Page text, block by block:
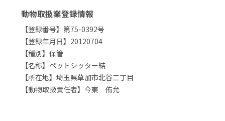
動物取扱業登録情報
【登録番号】第75-0392号
【登録年月日】20120704
【種別】保管
【名称】ペットシッター結
【所在地】埼玉県草加市北谷二丁目
【動物取扱責任者】今東 侑允